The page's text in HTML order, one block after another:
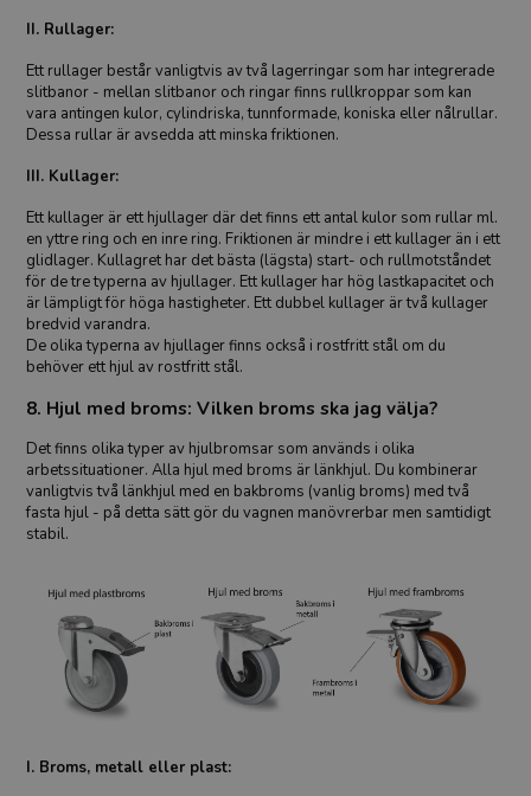
II. Rullager:
Ett rullager består vanligtvis av två lagerringar som har integrerade
slitbanor - mellan slitbanor och ringar finns rullkroppar som kan
vara antingen kulor, cylindriska, tunnformade, koniska eller nålrullar.
Dessa rullar är avsedda att minska friktionen.
III. Kullager:
Ett kullager är ett hjullager där det finns ett antal kulor som rullar ml.
en yttre ring och en inre ring. Friktionen är mindre i ett kullager än i ett
glidlager. Kullagret har det bästa (lägsta) start- och rullmotståndet
för de tre typerna av hjullager. Ett kullager har hög lastkapacitet och
är lämpligt för höga hastigheter. Ett dubbel kullager är två kullager
bredvid varandra.
De olika typerna av hjullager finns också i rostfritt stål om du
behöver ett hjul av rostfritt stål.
8. Hjul med broms: Vilken broms ska jag välja?
Det finns olika typer av hjulbromsar som används i olika
arbetssituationer. Alla hjul med broms är länkhjul. Du kombinerar
vanligtvis två länkhjul med en bakbroms (vanlig broms) med två
fasta hjul - på detta sätt gör du vagnen manövrerbar men samtidigt
stabil.
I. Broms, metall eller plast: